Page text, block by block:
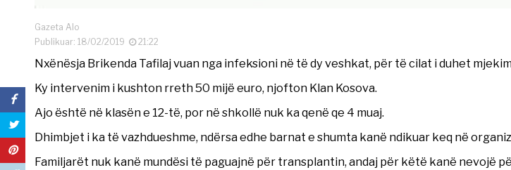
Gazeta Alo
Publikuar: 18/02/2019
21:22
Nxënësja Brikenda Tafilaj vuan nga infeksioni në të dy veshkat, për të cilat i duhet
Ky intervenim i kushton rreth 50 mijë euro, njofton Klan Kosova.
Ajo është në klasën e 12-të, por në shkollë nuk ka qenë qe 4 muaj.
Dhimbjet i ka të vazhdueshme, ndërsa edhe barnat e shumta kanë ndikuar keq në
Familjarët nuk kanë mundësi të paguajnë për transplantin, andaj për këtë kanë nevojë